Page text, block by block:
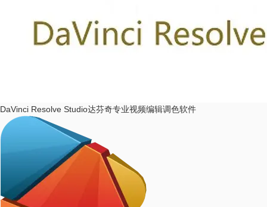
DaVinci Resolve Studio达芬奇专业视频编辑调色软件